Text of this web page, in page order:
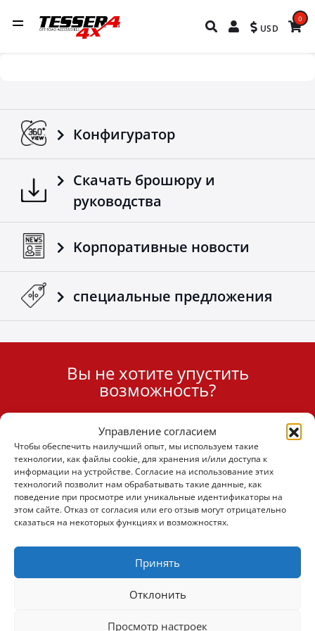
Управление согласием
Чтобы обеспечить наилучший опыт, мы используем такие
технологии, как файлы cookie, для хранения и/или доступа к
информации на устройстве. Согласие на использование этих
технологий позволит нам обрабатывать такие данные, как
поведение при просмотре или уникальные идентификаторы на
этом сайте. Отказ от согласия или его отзыв могут отрицательно
сказаться на некоторых функциях и возможностях.
Принять
Отклонить
Просмотр настроек
USD
0
Конфигуратор
Скачать брошюру и
руководства
Kорпоративные новости
специальные предложения
Cookie
Вы не хотите упустить
возможность?
Подписаться
(+30) 6947901533
(+30) 2105542813